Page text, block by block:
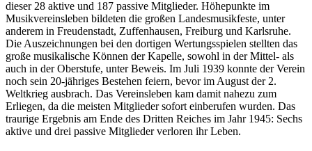
dieser 28 aktive und 187 passive Mitglieder. Höhepunkte im
Musikvereinsleben bildeten die großen Landesmusikfeste, unter
anderem in Freudenstadt, Zuffenhausen, Freiburg und Karlsruhe.
Die Auszeichnungen bei den dortigen Wertungsspielen stellten das
große musikalische Können der Kapelle, sowohl in der Mittel- als
auch in der Oberstufe, unter Beweis. Im Juli 1939 konnte der Verein
noch sein 20-jähriges Bestehen feiern, bevor im August der 2.
Weltkrieg ausbrach. Das Vereinsleben kam damit nahezu zum
Erliegen, da die meisten Mitglieder sofort einberufen wurden. Das
traurige Ergebnis am Ende des Dritten Reiches im Jahr 1945: Sechs
aktive und drei passive Mitglieder verloren ihr Leben.